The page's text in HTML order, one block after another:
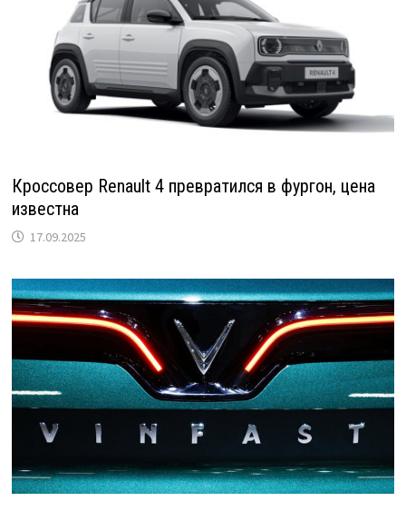
Кроссовер Renault 4 превратился в фургон, цена
известна
17.09.2025